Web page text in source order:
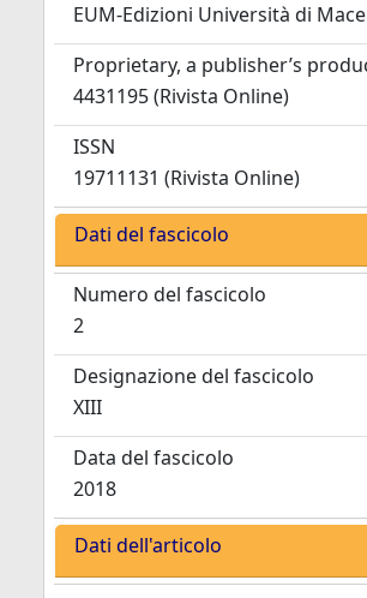
EUM-Edizioni Università di
Proprietary, a publisher’s
4431195 (Rivista Online)
ISSN
19711131 (Rivista Online)
Dati del fascicolo
Numero del fascicolo
2
Designazione del fascicolo
XIII
Data del fascicolo
2018
Dati dell'articolo